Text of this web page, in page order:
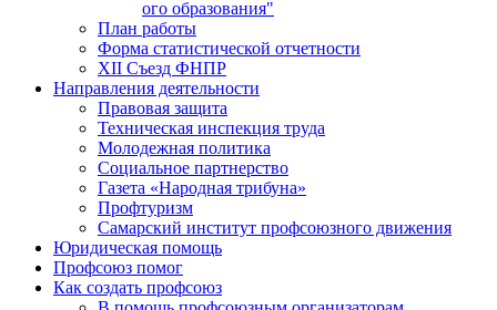
ого образования"
План работы
Форма статистической отчетности
XII Съезд ФНПР
Направления деятельности
Правовая защита
Техническая инспекция труда
Молодежная политика
Социальное партнерство
Газета «Народная трибуна»
Профтуризм
Самарский институт профсоюзного движения
Юридическая помощь
Профсоюз помог
Как создать профсоюз